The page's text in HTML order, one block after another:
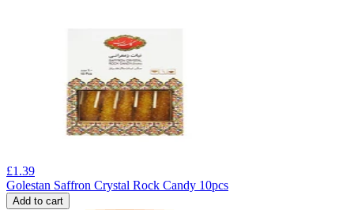
£1.39
Golestan Saffron Crystal Rock Candy 10pcs
Add to cart